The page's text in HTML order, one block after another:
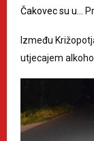
Čakovec su u…
Između
utjecajem